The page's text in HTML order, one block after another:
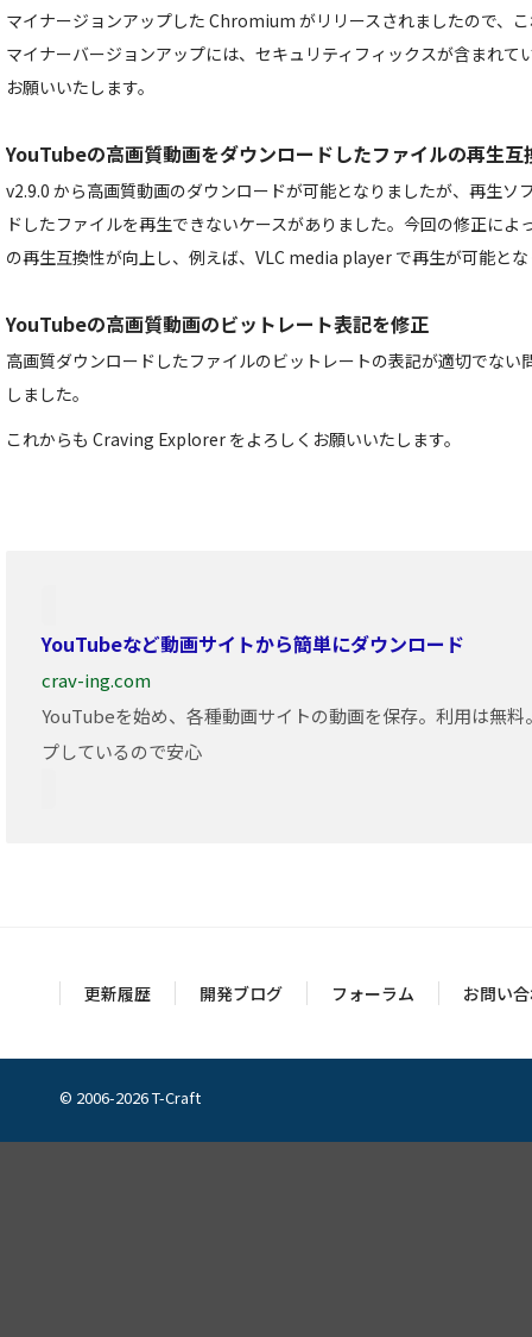
マイナージョンアップした Chromium がリリースされましたので、
マイナーバージョンアップには、セキュリティフィックスが含まれて
お願いいたします。
YouTubeの高画質動画をダウンロードしたファイルの再生互
v2.9.0 から高画質動画のダウンロードが可能となりましたが、再生ソ
ドしたファイルを再生できないケースがありました。今回の修正によ
の再生互換性が向上し、例えば、VLC media player で再生が可能と
YouTubeの高画質動画のビットレート表記を修正
高画質ダウンロードしたファイルのビットレートの表記が適切でない
しました。
これからも Craving Explorer をよろしくお願いいたします。
YouTubeなど動画サイトから簡単にダウンロード
crav-ing.com
YouTubeを始め、各種動画サイトの動画を保存。利用は無
プしているので安心
更新履歴 開発ブログ フォーラム お問い
© 2006-2026 T-Craft